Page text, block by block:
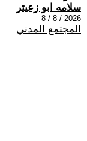
سلامه ابو زعيتر
2026 / 8 / 8
المجتمع المدني